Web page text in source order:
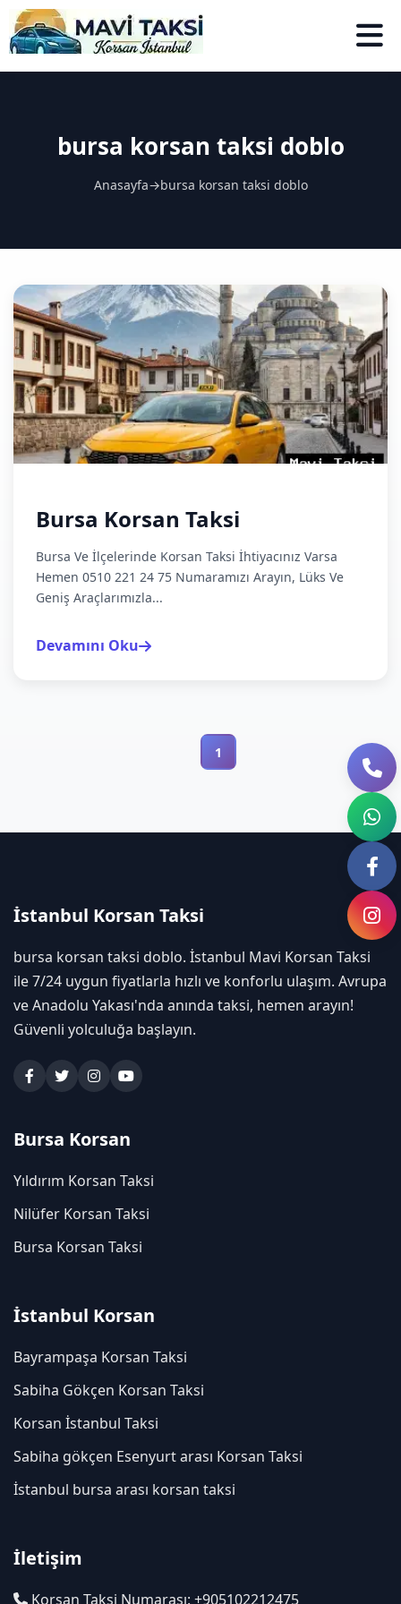
bursa korsan taksi doblo
Anasayfa→bursa korsan taksi doblo
Bursa Korsan Taksi
Bursa Ve İlçelerinde Korsan Taksi İhtiyacınız Varsa
Hemen 0510 221 24 75 Numaramızı Arayın, Lüks Ve
Geniş Araçlarımızla...
Devamını Oku
1
İstanbul Korsan Taksi
bursa korsan taksi doblo. İstanbul Mavi Korsan Taksi
ile 7/24 uygun fiyatlarla hızlı ve konforlu ulaşım. Avrupa
ve Anadolu Yakası'nda anında taksi, hemen arayın!
Güvenli yolculuğa başlayın.
Bursa Korsan
Yıldırım Korsan Taksi
Nilüfer Korsan Taksi
Bursa Korsan Taksi
İstanbul Korsan
Bayrampaşa Korsan Taksi
Sabiha Gökçen Korsan Taksi
Korsan İstanbul Taksi
Sabiha gökçen Esenyurt arası Korsan Taksi
İstanbul bursa arası korsan taksi
İletişim
Korsan Taksi Numarası: +905102212475